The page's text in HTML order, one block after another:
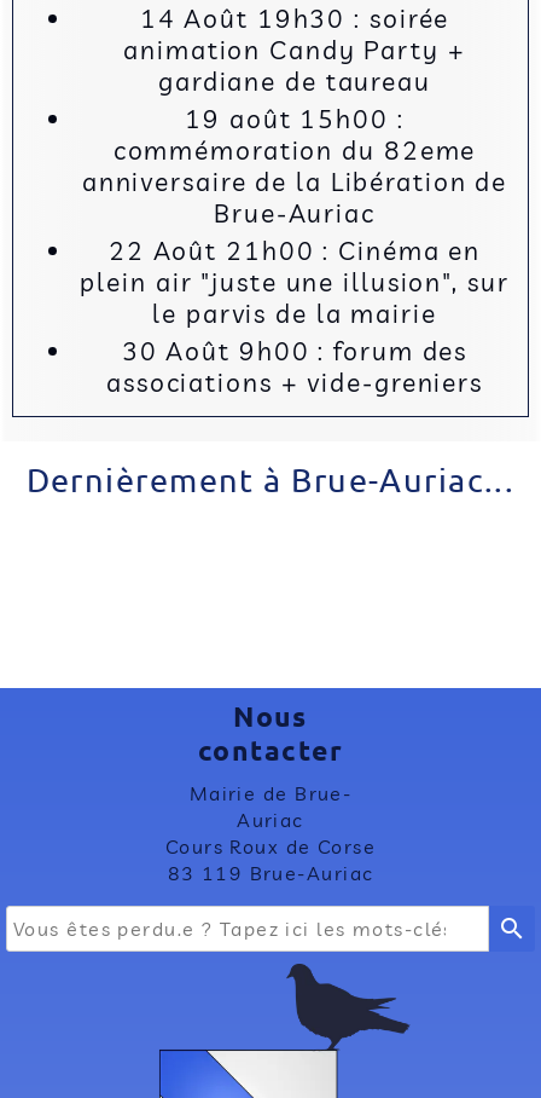
14 Août 19h30 : soirée
animation Candy Party +
gardiane de taureau
19 août 15h00 :
commémoration du 82eme
anniversaire de la Libération de
Brue-Auriac
22 Août 21h00 : Cinéma en
plein air "juste une illusion", sur
le parvis de la mairie
30 Août 9h00 : forum des
associations + vide-greniers
Dernièrement à Brue-Auriac...
Nous
contacter
Mairie de Brue-
Auriac
Cours Roux de Corse
83 119 Brue-Auriac
search